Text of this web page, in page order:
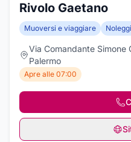
Rivolo Gaetano
Muoversi e viaggiare
Via Comandante Simone
Palermo
Apre alle 07:00